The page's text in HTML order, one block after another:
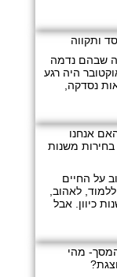
ותקווה
שבהם נדמה
כבה.ה־7 באוקטובר היה רגע
נסדקה,
אנחנו
משנות
על החיים
לאהוב,
כיוון. אבל
מהי